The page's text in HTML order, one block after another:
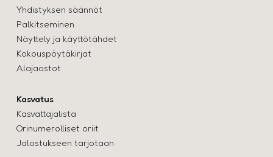
Yhdistyksen säännöt
Palkitseminen
Näyttely ja käyttötähdet
Kokouspöytäkirjat
Alajaostot
Kasvatus
Kasvattajalista
Orinumerolliset oriit
Jalostukseen tarjotaan